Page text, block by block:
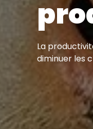
La
diminuer les